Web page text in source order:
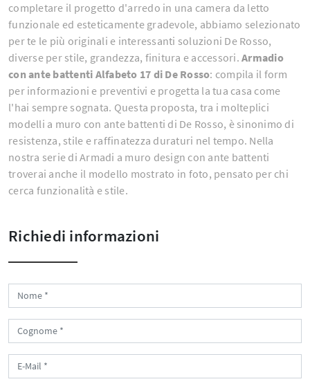
completare il progetto d'arredo in una camera da letto
funzionale ed esteticamente gradevole, abbiamo selezionato
per te le più originali e interessanti soluzioni De Rosso,
diverse per stile, grandezza, finitura e accessori. Armadio
con ante battenti Alfabeto 17 di De Rosso: compila il form
per informazioni e preventivi e progetta la tua casa come
l'hai sempre sognata. Questa proposta, tra i molteplici
modelli a muro con ante battenti di De Rosso, è sinonimo di
resistenza, stile e raffinatezza duraturi nel tempo. Nella
nostra serie di Armadi a muro design con ante battenti
troverai anche il modello mostrato in foto, pensato per chi
cerca funzionalità e stile.
Richiedi informazioni